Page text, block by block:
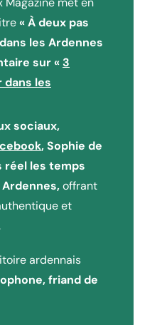
« À deux pas
les Ardennes
sur « 3
dans les
sociaux,
, Sophie de
réel les temps
offrant
et
ardennais
friand de